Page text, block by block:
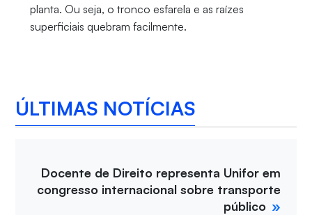
planta. Ou seja, o tronco esfarela e as raízes
superficiais quebram facilmente.
ÚLTIMAS NOTÍCIAS
Docente de Direito representa Unifor em
congresso internacional sobre transporte
público